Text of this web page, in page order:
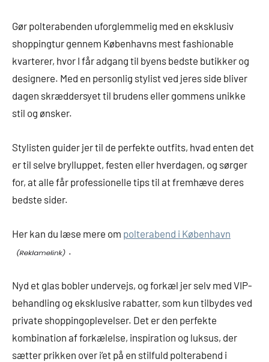
Gør polterabenden uforglemmelig med en eksklusiv
shoppingtur gennem Københavns mest fashionable
kvarterer, hvor I får adgang til byens bedste butikker og
designere. Med en personlig stylist ved jeres side bliver
dagen skræddersyet til brudens eller gommens unikke
stil og ønsker.
Stylisten guider jer til de perfekte outfits, hvad enten det
er til selve brylluppet, festen eller hverdagen, og sørger
for, at alle får professionelle tips til at fremhæve deres
bedste sider.
Her kan du læse mere om polterabend i København
.
Nyd et glas bobler undervejs, og forkæl jer selv med VIP-
behandling og eksklusive rabatter, som kun tilbydes ved
private shoppingoplevelser. Det er den perfekte
kombination af forkælelse, inspiration og luksus, der
sætter prikken over i’et på en stilfuld polterabend i